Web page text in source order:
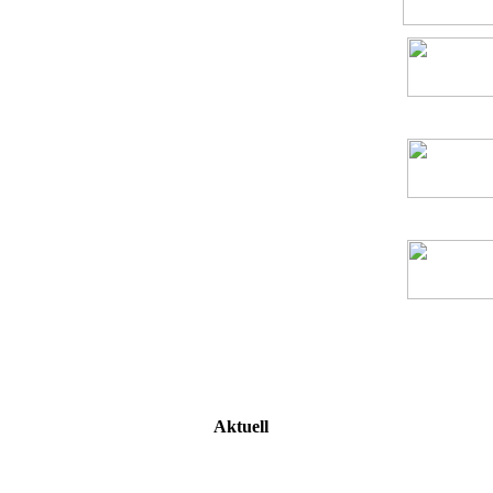
Aktuell